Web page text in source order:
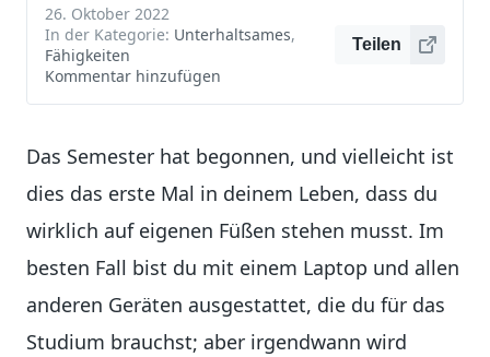
26. Oktober 2022
In der Kategorie: Unterhaltsames,
Fähigkeiten
Kommentar hinzufügen
Teilen
Das Semester hat begonnen, und vielleicht ist
dies das erste Mal in deinem Leben, dass du
wirklich auf eigenen Füßen stehen musst. Im
besten Fall bist du mit einem Laptop und allen
anderen Geräten ausgestattet, die du für das
Studium brauchst; aber irgendwann wird